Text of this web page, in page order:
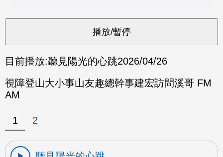
目前播放:聽見陽光的心跳2026/04/26
視障登山大小事山友趣總幹事建宏訪問溪哥 FM
AM
1 2